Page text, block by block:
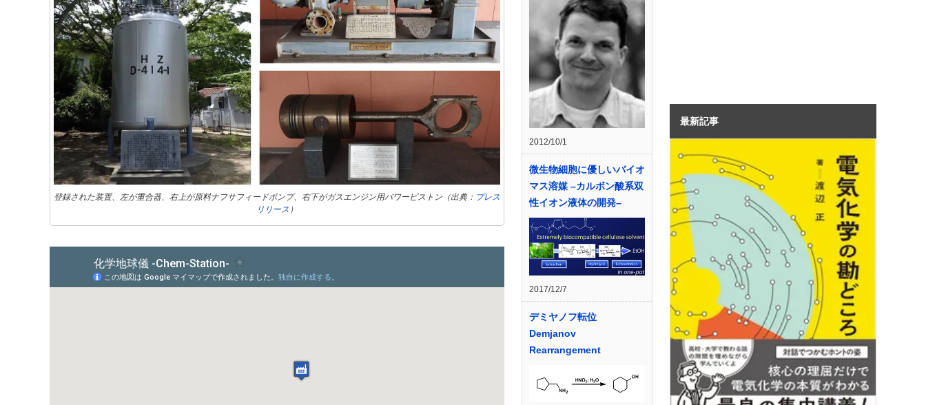
登録された装置、左が重合器、右上が原料ナフサフィードポンプ、右下がガスエンジン用パワーピストン（出典： プレス
リリース ）
2012/10/1
微生物細胞に優しいバイオ
マス溶媒 –カルボン酸系双
性イオン液体の開発–
2017/12/7
デミヤノフ転位
Demjanov
Rearrangement
最新記事